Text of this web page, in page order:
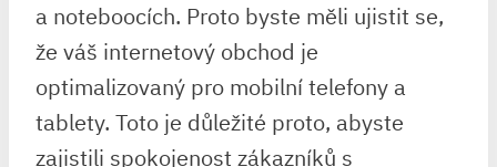
a noteboocích. Proto byste měli ujistit se,
že váš internetový obchod je
optimalizovaný pro mobilní telefony a
tablety. Toto je důležité proto, abyste
zajistili spokojenost zákazníků s